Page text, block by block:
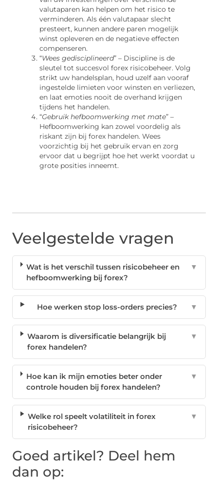
valutaparen kan helpen om het risico te
verminderen. Als één valutapaar slecht
presteert, kunnen andere paren mogelijk
winst opleveren en de negatieve effecten
compenseren.
“Wees gedisciplineerd” – Discipline is de
sleutel tot succesvol forex risicobeheer. Volg
strikt uw handelsplan, houd uzelf aan vooraf
ingestelde limieten voor winsten en verliezen,
en laat emoties nooit de overhand krijgen
tijdens het handelen.
“Gebruik hefboomwerking met mate” –
Hefboomwerking kan zowel voordelig als
riskant zijn bij forex handelen. Wees
voorzichtig bij het gebruik ervan en zorg
ervoor dat u begrijpt hoe het werkt voordat u
grote posities inneemt.
Veelgestelde vragen
Wat is het verschil tussen risicobeheer en
hefboomwerking bij forex?
▼
Hoe werken stop loss-orders precies? ▼
Waarom is diversificatie belangrijk bij
forex handelen?
▼
Hoe kan ik mijn emoties beter onder
controle houden bij forex handelen?
▼
Welke rol speelt volatiliteit in forex
risicobeheer?
▼
Goed artikel? Deel hem
dan op: